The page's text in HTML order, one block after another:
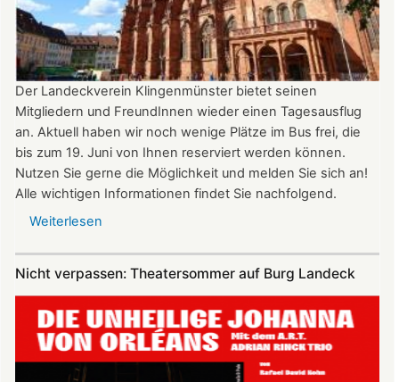
22:00
Uhr
Der Landeckverein Klingenmünster bietet seinen
Mitgliedern und FreundInnen wieder einen Tagesausflug
an. Aktuell haben wir noch wenige Plätze im Bus frei, die
bis zum 19. Juni von Ihnen reserviert werden können.
Nutzen Sie gerne die Möglichkeit und melden Sie sich an!
Alle wichtigen Informationen findet Sie nachfolgend.
Weiterlesen
4.
2026
nach
Freiburg
Nicht verpassen: Theatersommer auf Burg Landeck